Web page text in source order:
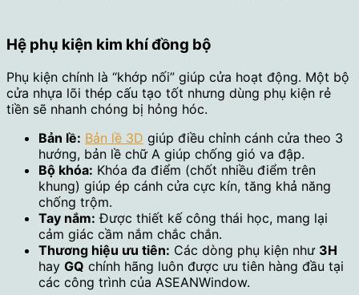
Hệ phụ kiện kim khí đồng bộ
Phụ kiện chính là “khớp nối” giúp cửa hoạt động. Một bộ
cửa nhựa lõi thép cấu tạo tốt nhưng dùng phụ kiện rẻ
tiền sẽ nhanh chóng bị hỏng hóc.
Bản lề: Bản lề 3D giúp điều chỉnh cánh cửa theo 3
hướng, bản lề chữ A giúp chống gió va đập.
Bộ khóa: Khóa đa điểm (chốt nhiều điểm trên
khung) giúp ép cánh cửa cực kín, tăng khả năng
chống trộm.
Tay nắm: Được thiết kế công thái học, mang lại
cảm giác cầm nắm chắc chắn.
Thương hiệu ưu tiên: Các dòng phụ kiện như 3H
hay GQ chính hãng luôn được ưu tiên hàng đầu tại
các công trình của ASEANWindow.